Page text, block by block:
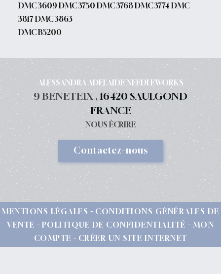
DMC 3609 DMC 3750 DMC 3768 DMC 3774 DMC
3817 DMC 3863
DMC B5200
ALESSANDRA ADELAIDE NEEDLEWORKS
9 BENETEIX ,16420 SAULGOND
FRANCE
NOUS ÉCRIRE
Contactez-nous
MENTIONS LÉGALES
CONDITIONS GÉNÉRALES DE
VENTE
POLITIQUE DE CONFIDENTIALITÉ
MON
COMPTE
CRÉER UN SITE INTERNET